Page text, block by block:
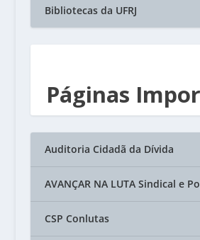
Bibliotecas da UFRJ
Páginas
Auditoria Cidadã da Dívida
AVANÇAR NA LUTA Sindical e
CSP Conlutas